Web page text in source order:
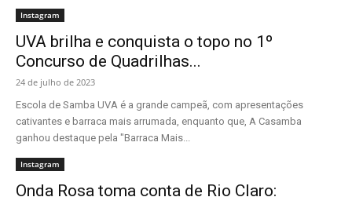
Instagram
UVA brilha e conquista o topo no 1º
Concurso de Quadrilhas...
24 de julho de 2023
Escola de Samba UVA é a grande campeã, com apresentações
cativantes e barraca mais arrumada, enquanto que, A Casamba
ganhou destaque pela "Barraca Mais...
Instagram
Onda Rosa toma conta de Rio Claro: